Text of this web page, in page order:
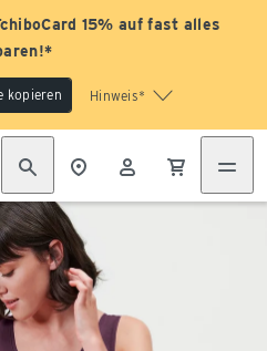
15% auf fast alles
kopieren Hinweis*